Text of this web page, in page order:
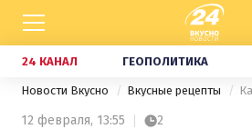
24 КАНАЛ ГЕОПОЛИТИКА
Новости Вкусно Вкусные рецепты
12 февраля, 13:55 2